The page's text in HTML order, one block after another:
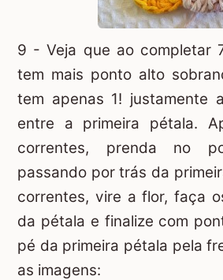
9 - Veja que ao completar
tem mais ponto alto
tem apenas 1! justamente
entre a primeira pétala.
correntes, prenda no
passando por trás da
correntes, vire a flor, faça
da pétala e finalize com
pé da primeira pétala pela
as imagens: